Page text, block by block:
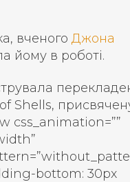
вченого Джона
йому в роботі.
Shells,
css_animation=””
bottom: 30px